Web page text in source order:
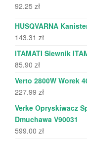
92.25 zł
HUSQVARNA
143.31 zł
ITAMATI Siewnik
85.90 zł
Verto 2800W Worek
227.99 zł
Verke Opryskiwacz
Dmuchawa V90031
599.00 zł